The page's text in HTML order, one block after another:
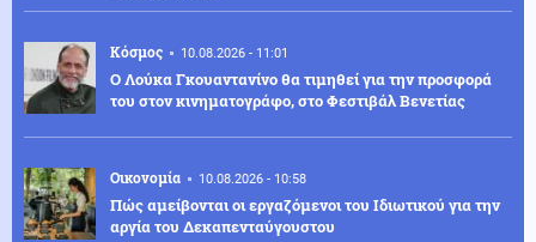
Κόσμος 10.08.2026 - 11:01
Ο Λούκα Γκουαντανίνο θα τιμηθεί για την προσφορά
του στον κινηματογράφο, στο Φεστιβάλ Βενετίας
Οικονομία 10.08.2026 - 10:58
Πώς αμείβονται οι εργαζόμενοι του Ιδιωτικού για την
αργία του Δεκαπενταύγουστου